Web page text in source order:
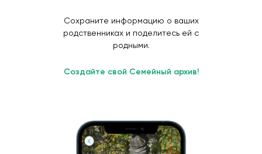
Сохраните информацию о ваших
родственниках и поделитесь ей с
родными.
Создайте свой Семейный архив!